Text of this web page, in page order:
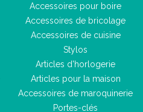
Accessoires pour boire
Accessoires de bricolage
Accessoires de cuisine
Stylos
Articles d'horlogerie
Articles pour la maison
Accessoires de maroquinerie
Portes-clés